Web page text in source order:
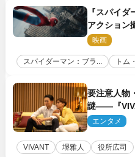
『スパイダ
アクション
映画
スパイダーマン：ブラ... トム
要注意人物
謎――『
エンタメ
VIVANT 堺雅人 役所広司